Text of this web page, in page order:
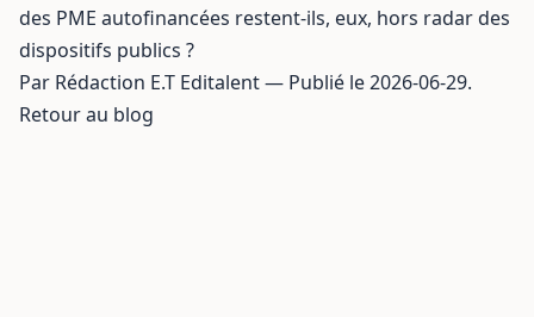
des PME autofinancées restent-ils, eux, hors radar des
dispositifs publics ?
Par Rédaction E.T Editalent — Publié le 2026-06-29.
Retour au blog